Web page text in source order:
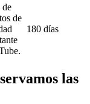
de
de
180 días
las